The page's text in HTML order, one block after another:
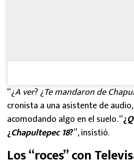
“¿A ver? ¿Te mandaron de
cronista a una asistente de
acomodando algo en el suelo. “¿
¿Chapultepec 18?”, insistió.
Los “roces” con